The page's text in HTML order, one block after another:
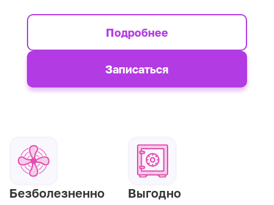
Подробнее
Записаться
Безболезненно Выгодно